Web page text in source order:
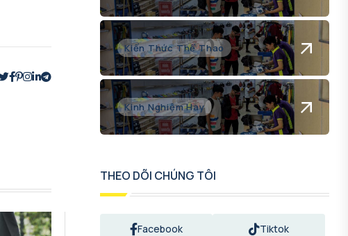
Kiến Thức Thể Thao
Kinh Nghiệm Hay
THEO DÕI CHÚNG TÔI
Facebook Tiktok